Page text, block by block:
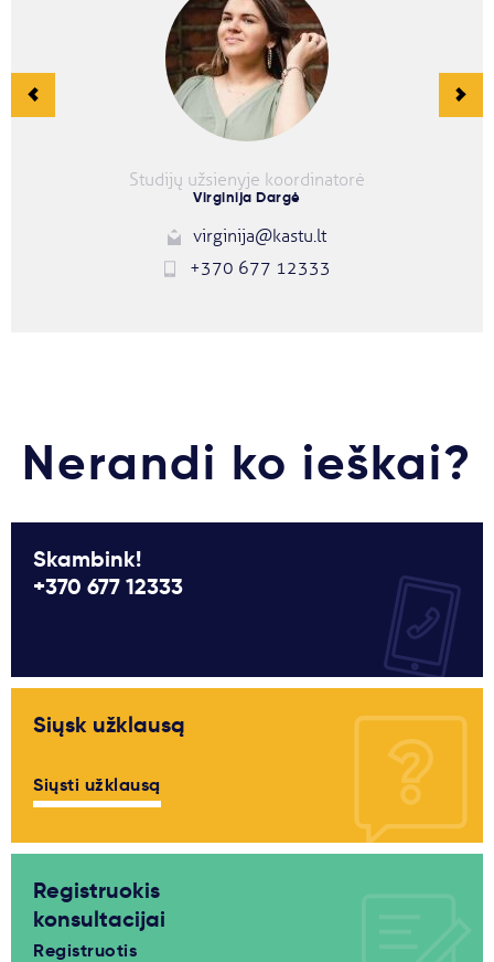
Studijų užsienyje koordinatorė
Virginija Dargė
virginija@kastu.lt
+370 677 12333
Nerandi ko ieškai?
Skambink!
+370 677 12333
Siųsk užklausą
Siųsti užklausą
Registruokis
konsultacijai
Registruotis